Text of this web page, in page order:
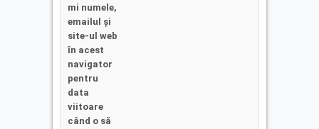
mi numele,
emailul și
site-ul web
în acest
navigator
pentru
data
viitoare
când o să